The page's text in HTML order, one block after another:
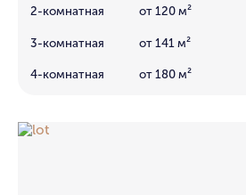
2-комнатная от 120 м²
3-комнатная от 141 м²
4-комнатная от 180 м²